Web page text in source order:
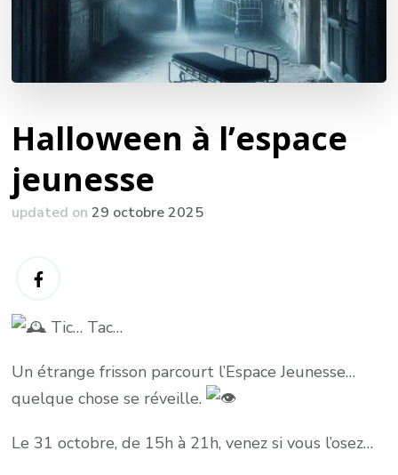
Halloween à l’espace
jeunesse
updated on29 octobre 2025
Tic… Tac…
Un étrange frisson parcourt l’Espace Jeunesse…
quelque chose se réveille.
Le 31 octobre, de 15h à 21h, venez si vous l’osez…